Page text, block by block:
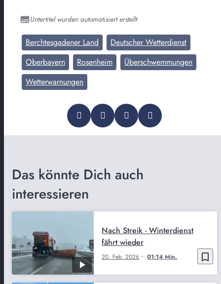
Untertitel wurden automatisiert erstellt
Berchtesgadener Land
Deutscher Wetterdienst
Oberbayern
Rosenheim
Überschwemmungen
Wetterwarnungen
Das könnte Dich auch
interessieren
bookmark_border
20. Feb. 2026 01:14 Min.
Nach Streik - Winterdienst
fährt wieder